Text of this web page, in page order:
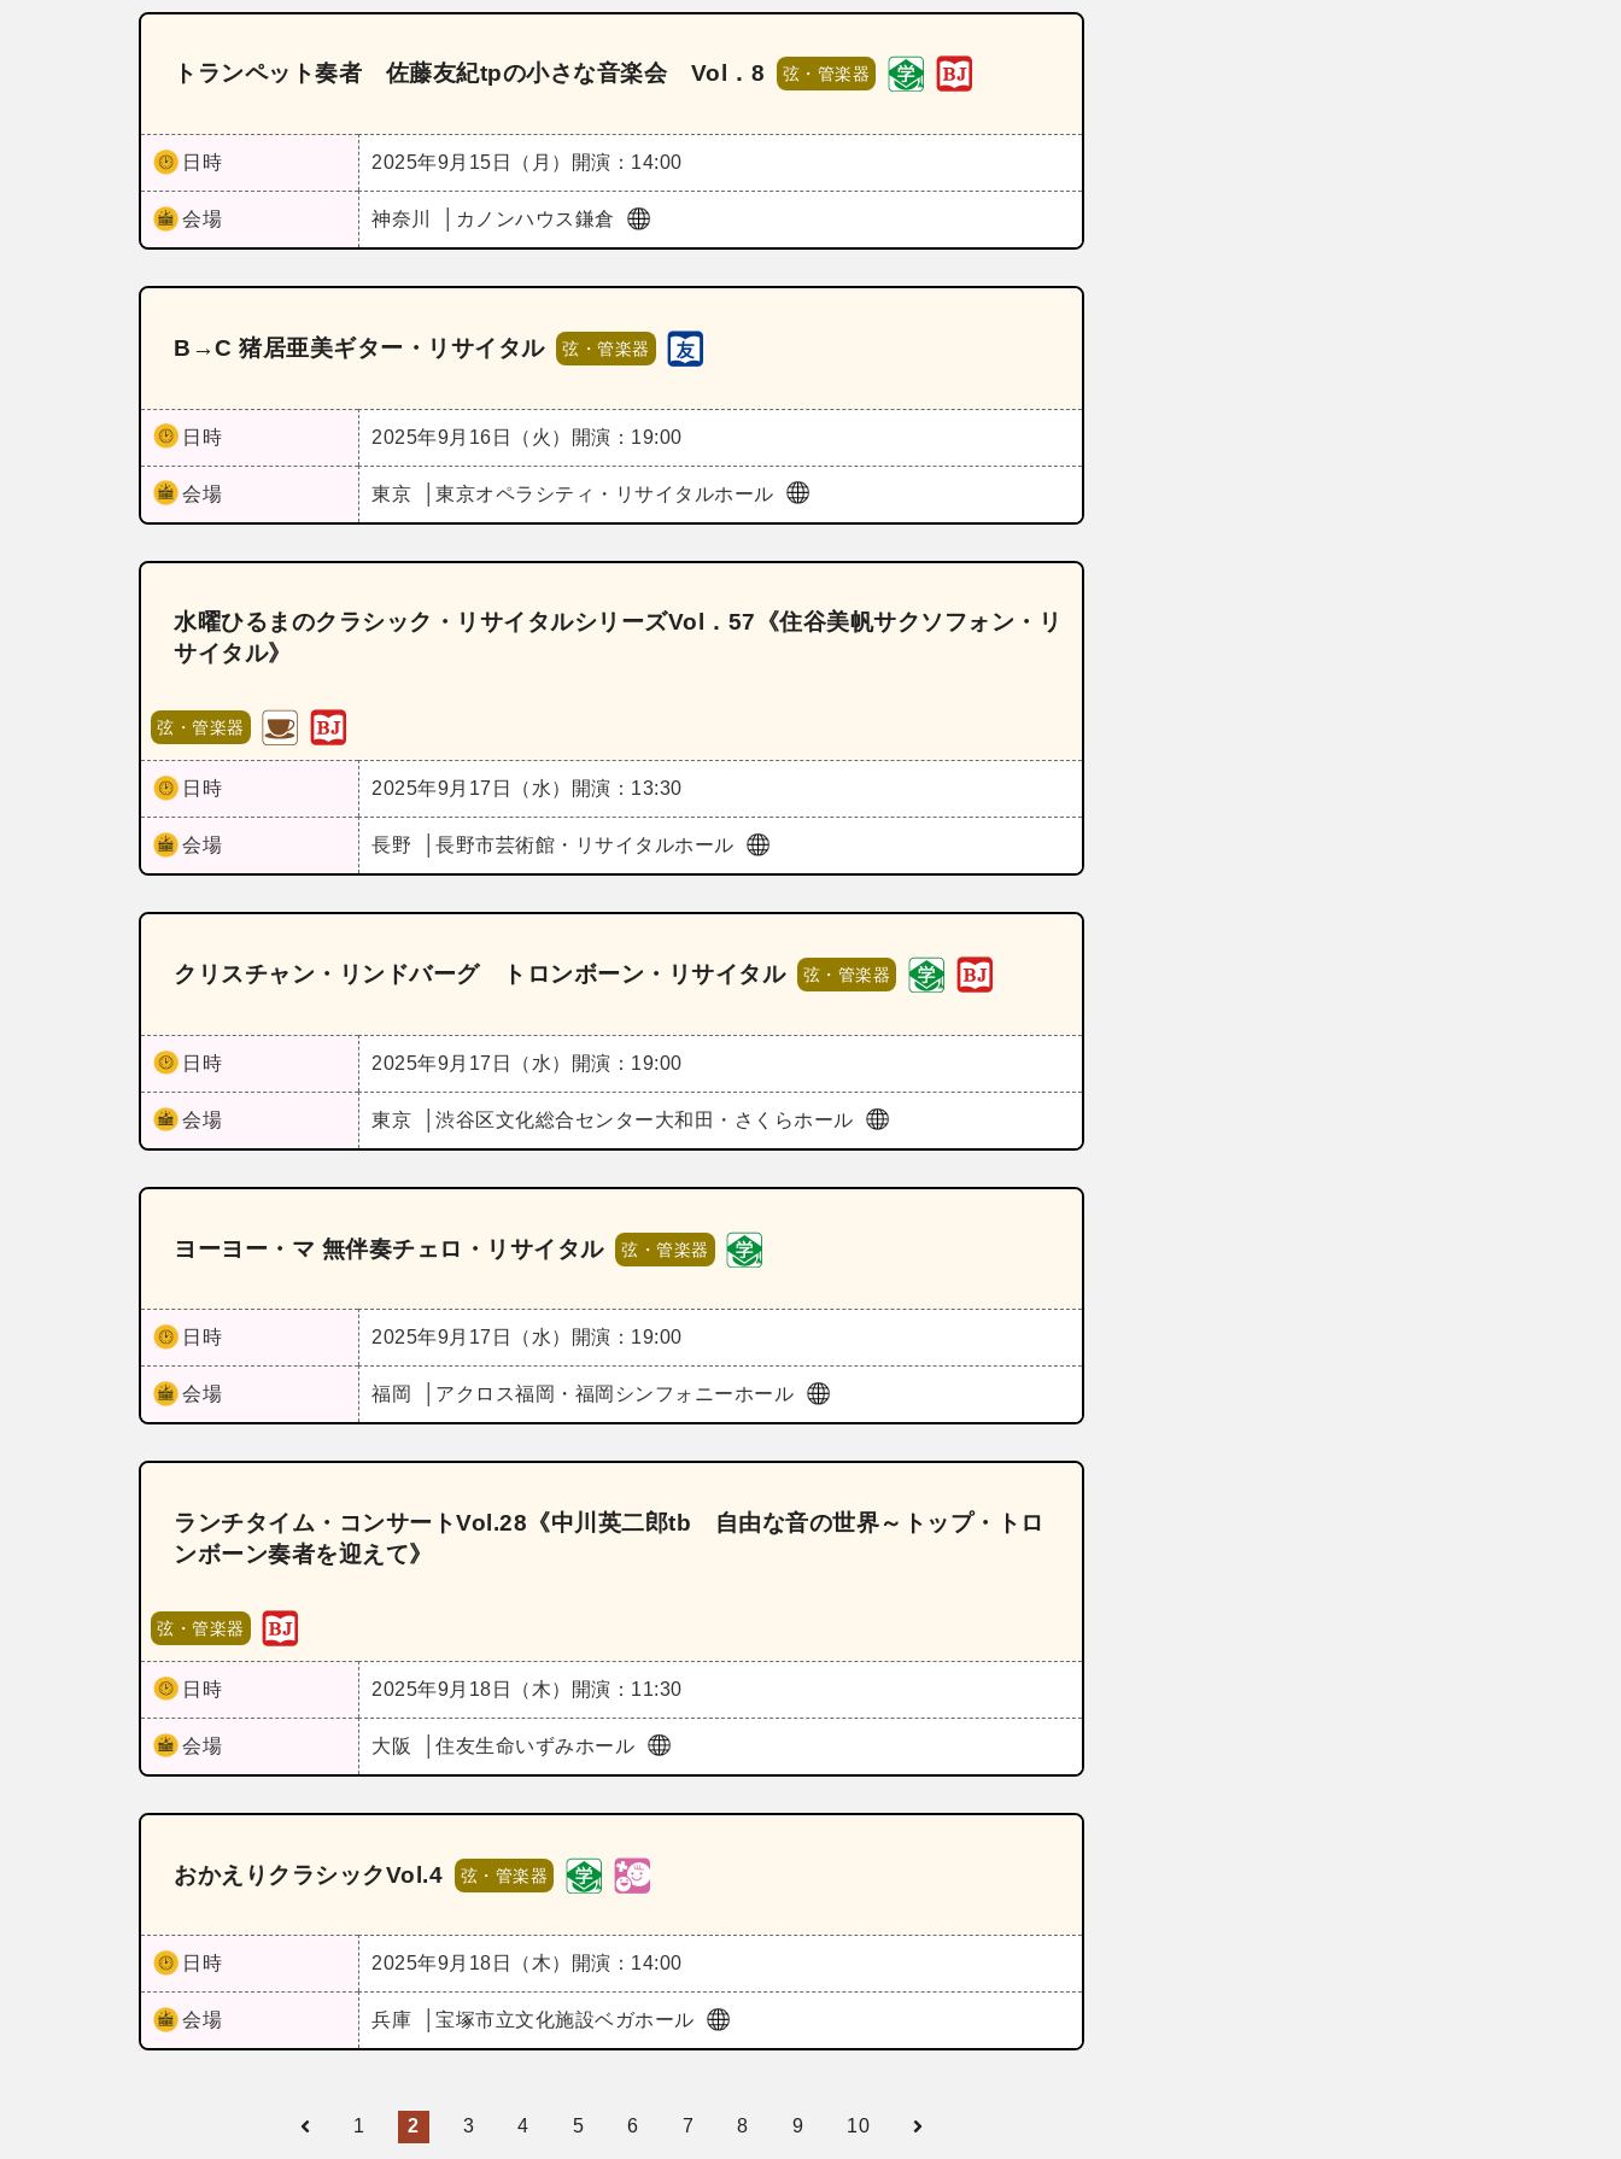
トランペット奏者 佐藤友紀tpの小さな音楽会 Vol．8 弦・管楽器
日時 2025年9月15日（月） 開演：14:00
会場 神奈川 カノンハウス鎌倉
B→C 猪居亜美ギター・リサイタル 弦・管楽器
日時 2025年9月16日（火） 開演：19:00
会場 東京 東京オペラシティ・リサイタルホール
水曜ひるまのクラシック・リサイタルシリーズVol．57《住谷美帆サクソフォン・リ
サイタル》
弦・管楽器
日時 2025年9月17日（水） 開演：13:30
会場 長野 長野市芸術館・リサイタルホール
クリスチャン・リンドバーグ トロンボーン・リサイタル 弦・管楽器
日時 2025年9月17日（水） 開演：19:00
会場 東京 渋谷区文化総合センター大和田・さくらホール
ヨーヨー・マ 無伴奏チェロ・リサイタル 弦・管楽器
日時 2025年9月17日（水） 開演：19:00
会場 福岡 アクロス福岡・福岡シンフォニーホール
ランチタイム・コンサートVol.28《中川英二郎tb 自由な音の世界～トップ・トロ
ンボーン奏者を迎えて》
弦・管楽器
日時 2025年9月18日（木） 開演：11:30
会場 大阪 住友生命いずみホール
おかえりクラシックVol.4 弦・管楽器
日時 2025年9月18日（木） 開演：14:00
会場 兵庫 宝塚市立文化施設ベガホール
1 2 3 4 5 6 7 8 9 10